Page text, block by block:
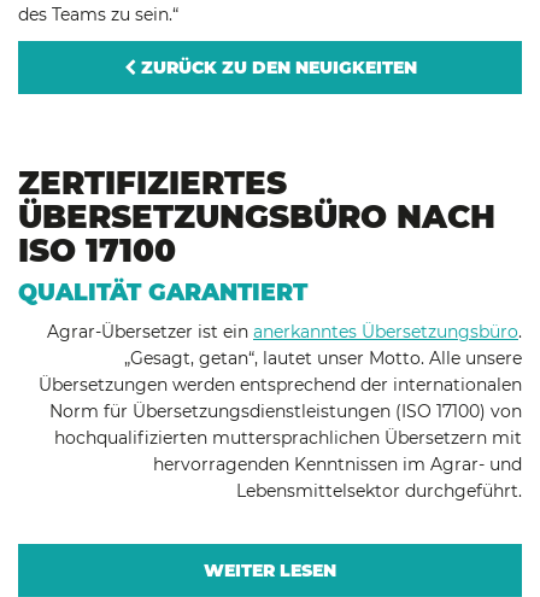
des Teams zu sein.“
ZURÜCK ZU DEN NEUIGKEITEN
ZERTIFIZIERTES
ÜBERSETZUNGSBÜRO NACH
ISO 17100
QUALITÄT GARANTIERT
Agrar-Übersetzer ist ein anerkanntes Übersetzungsbüro.
„Gesagt, getan“, lautet unser Motto. Alle unsere
Übersetzungen werden entsprechend der internationalen
Norm für Übersetzungsdienstleistungen (ISO 17100) von
hochqualifizierten muttersprachlichen Übersetzern mit
hervorragenden Kenntnissen im Agrar- und
Lebensmittelsektor durchgeführt.
WEITER LESEN